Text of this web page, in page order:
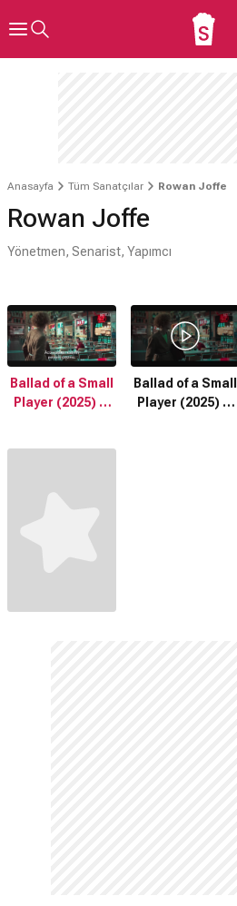
Anasayfa Tüm Sanatçılar Rowan Joffe
Rowan Joffe
Yönetmen, Senarist, Yapımcı
Ballad of a Small
Player (2025) 2.
Ballad of a Small
Player (2025) 2.